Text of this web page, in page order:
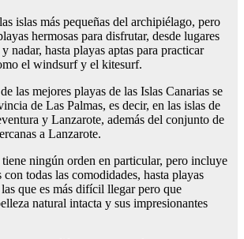
islas más pequeñas del archipiélago, pero
hermosas para disfrutar, desde lugares
nadar, hasta playas aptas para practicar
el windsurf y el kitesurf.
las mejores playas de las Islas Canarias se
de Las Palmas, es decir, en las islas de
y Lanzarote, además del conjunto de
a Lanzarote.
ningún orden en particular, pero incluye
con todas las comodidades, hasta playas
que es más difícil llegar pero que
natural intacta y sus impresionantes